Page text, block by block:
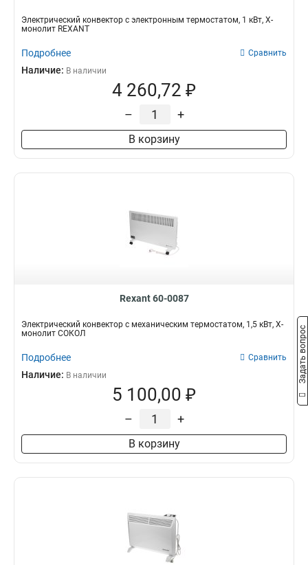
Электрический конвектор с электронным термостатом, 1 кВт, Х-
монолит REXANT
Подробнее Сравнить
Наличие: В наличии
4 260,72 ₽
– +
В корзину
Rexant 60-0087
Электрический конвектор с механическим термостатом, 1,5 кВт, Х-
монолит СОКОЛ
Подробнее Сравнить
Наличие: В наличии
5 100,00 ₽
– +
В корзину
Задать вопрос